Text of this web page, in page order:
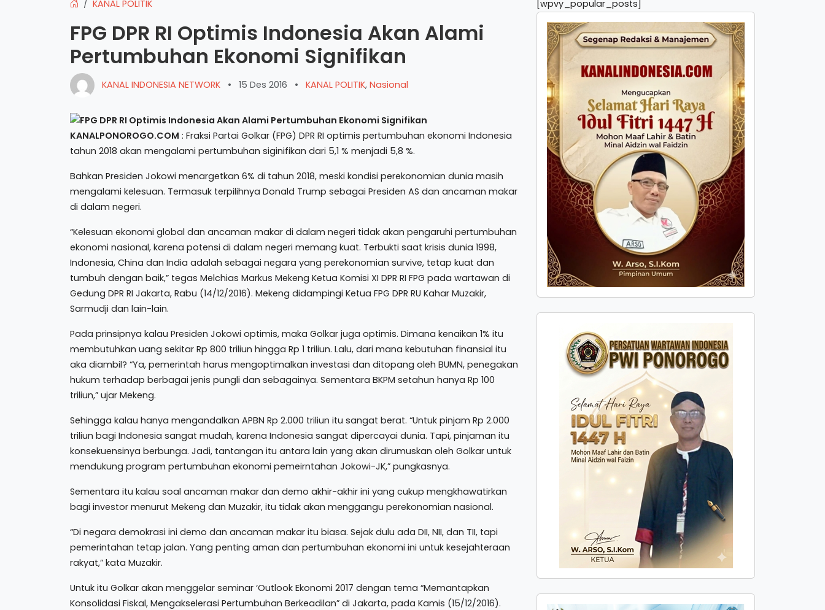
KANAL POLITIK
FPG DPR RI Optimis Indonesia Akan Alami
Pertumbuhan Ekonomi Signifikan
KANAL INDONESIA NETWORK • 15 Des 2016 • KANAL POLITIK, Nasional
KANALPONOROGO.COM : Fraksi Partai Golkar (FPG) DPR RI optimis pertumbuhan ekonomi Indonesia
tahun 2018 akan mengalami pertumbuhan siginifikan dari 5,1 % menjadi 5,8 %.
Bahkan Presiden Jokowi menargetkan 6% di tahun 2018, meski kondisi perekonomian dunia masih
mengalami kelesuan. Termasuk terpilihnya Donald Trump sebagai Presiden AS dan ancaman makar
di dalam negeri.
“Kelesuan ekonomi global dan ancaman makar di dalam negeri tidak akan pengaruhi pertumbuhan
ekonomi nasional, karena potensi di dalam negeri memang kuat. Terbukti saat krisis dunia 1998,
Indonesia, China dan India adalah sebagai negara yang perekonomian survive, tetap kuat dan
tumbuh dengan baik,” tegas Melchias Markus Mekeng Ketua Komisi XI DPR RI FPG pada wartawan di
Gedung DPR RI Jakarta, Rabu (14/12/2016). Mekeng didampingi Ketua FPG DPR RU Kahar Muzakir,
Sarmudji dan lain-lain.
Pada prinsipnya kalau Presiden Jokowi optimis, maka Golkar juga optimis. Dimana kenaikan 1% itu
membutuhkan uang sekitar Rp 800 triliun hingga Rp 1 triliun. Lalu, dari mana kebutuhan finansial itu
aka diambil? “Ya, pemerintah harus mengoptimalkan investasi dan ditopang oleh BUMN, penegakan
hukum terhadap berbagai jenis pungli dan sebagainya. Sementara BKPM setahun hanya Rp 100
triliun,” ujar Mekeng.
Sehingga kalau hanya mengandalkan APBN Rp 2.000 triliun itu sangat berat. “Untuk pinjam Rp 2.000
triliun bagi Indonesia sangat mudah, karena Indonesia sangat dipercayai dunia. Tapi, pinjaman itu
konsekuensinya berbunga. Jadi, tantangan itu antara lain yang akan dirumuskan oleh Golkar untuk
mendukung program pertumbuhan ekonomi pemeirntahan Jokowi-JK,” pungkasnya.
Sementara itu kalau soal ancaman makar dan demo akhir-akhir ini yang cukup mengkhawatirkan
bagi investor menurut Mekeng dan Muzakir, itu tidak akan menggangu perekonomian nasional.
“Di negara demokrasi ini demo dan ancaman makar itu biasa. Sejak dulu ada DII, NII, dan TII, tapi
pemerintahan tetap jalan. Yang penting aman dan pertumbuhan ekonomi ini untuk kesejahteraan
rakyat,” kata Muzakir.
Untuk itu Golkar akan menggelar seminar ‘Outlook Ekonomi 2017 dengan tema “Memantapkan
Konsolidasi Fiskal, Mengakselerasi Pertumbuhan Berkeadilan” di Jakarta, pada Kamis (15/12/2016).
[wpvy_popular_posts]